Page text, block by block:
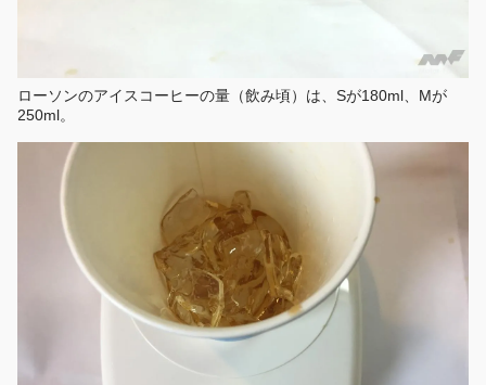
ローソンのアイスコーヒーの量（飲み頃）は、Sが180ml、Mが
250ml。